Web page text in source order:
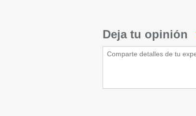
Deja tu opinión